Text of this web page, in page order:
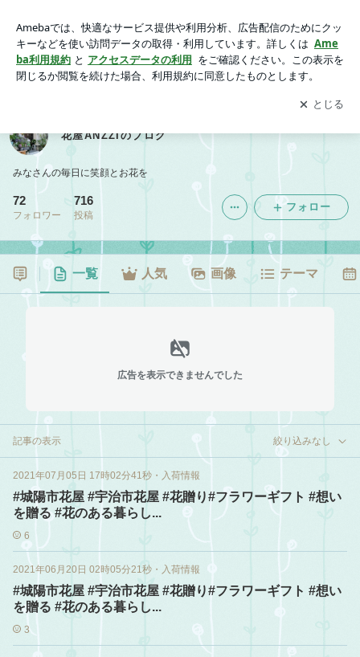
アプリをダウンロードして ブログの更新通知
を受け取りまし
ょう。
開く
花屋ANZZIのブログ
みなさんの毎日に笑顔とお花を
72
フォロワー
716
投稿
フォロー
一覧 人気 画像 テーマ
広告を表示できませんでした
記事の表示 絞り込みなし
2021年07月05日 17時02分41秒 ・ 入荷情報
#城陽市花屋 #宇治市花屋 #花贈り#フラワーギフト #想い
を贈る #花のある暮らし...
6
2021年06月20日 02時05分21秒 ・ 入荷情報
#城陽市花屋 #宇治市花屋 #花贈り#フラワーギフト #想い
を贈る #花のある暮らし...
3